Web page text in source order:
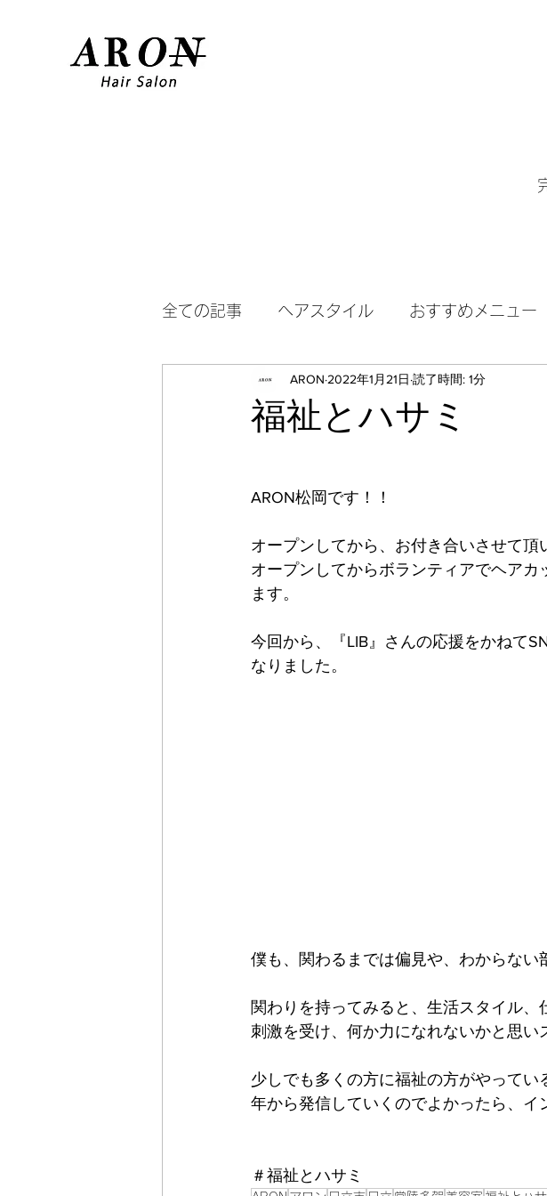
全ての記事 ヘアスタイル おすすめメニュー
福祉とハサミ
ARON 2022年1月21日 読了時間: 1分
ARON松岡です！！
オープンしてから、お付き合いさせて
オープンしてからボランティアでヘア
ます。
今回から、『LIB』さんの応援をかねて
なりました。
僕も、関わるまでは偏見や、わからない
関わりを持ってみると、生活スタイル、
刺激を受け、何か力になれないかと思い
少しでも多くの方に福祉の方がやって
年から発信していくのでよかったら、イ
＃福祉とハサミ